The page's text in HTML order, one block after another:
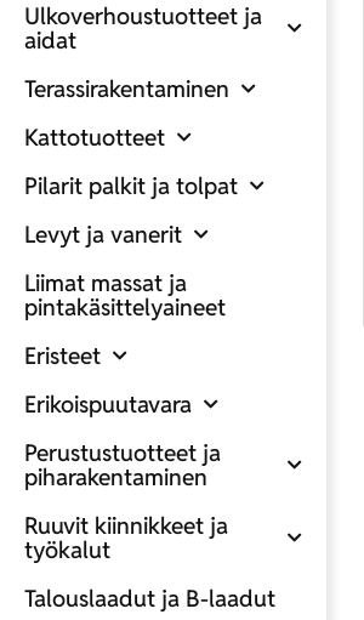
Ulkoverhoustuotteet ja
aidat
Terassirakentaminen
Kattotuotteet
Pilarit palkit ja tolpat
Levyt ja vanerit
Liimat massat ja
pintakäsittelyaineet
Eristeet
Erikoispuutavara
Perustustuotteet ja
piharakentaminen
Ruuvit kiinnikkeet ja
työkalut
Talouslaadut ja B-laadut